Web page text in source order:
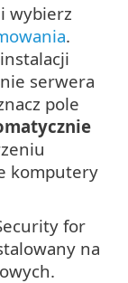
i wybierz
.
serwera
pole
komputery
for
na